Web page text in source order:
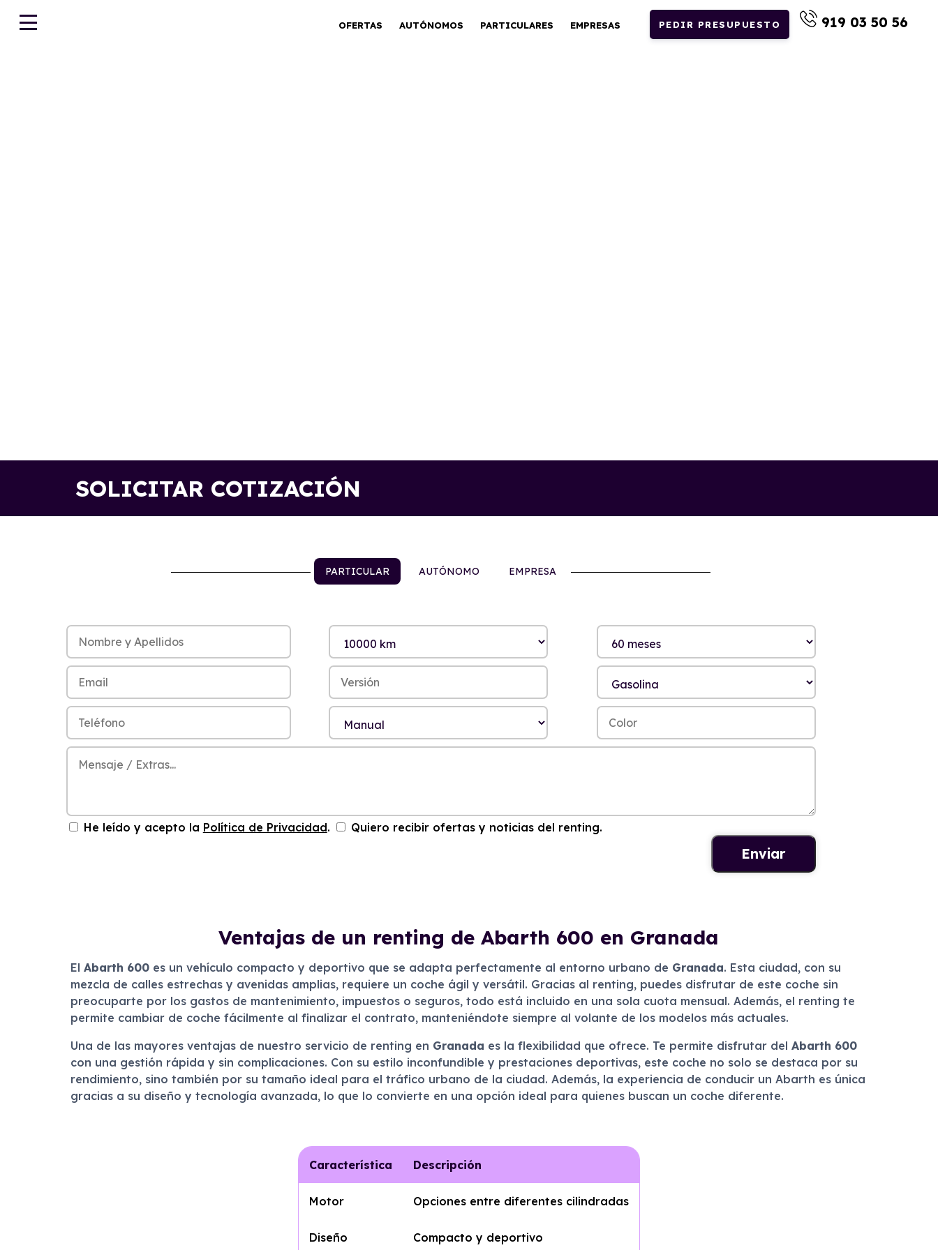
OFERTAS AUTÓNOMOS PARTICULARES EMPRESAS PEDIR PRESUPUESTO 919 03 50 56
SOLICITAR COTIZACIÓN
PARTICULAR AUTÓNOMO EMPRESA
He leído y acepto la Política de Privacidad. Quiero recibir ofertas y noticias del renting.
Ventajas de un renting de Abarth 600 en Granada
El Abarth 600es un vehículo compacto y deportivo que se adapta perfectamente al entorno urbano de Granada. Esta ciudad, con su
mezcla de calles estrechas y avenidas amplias, requiere un coche ágil y versátil. Gracias al renting, puedes disfrutar de este coche sin
preocuparte por los gastos de mantenimiento, impuestos o seguros, todo está incluido en una sola cuota mensual. Además, el renting te
permite cambiar de coche fácilmente al finalizar el contrato, manteniéndote siempre al volante de los modelos más actuales.
Una de las mayores ventajas de nuestro servicio de renting en Granada es la flexibilidad que ofrece. Te permite disfrutar del Abarth 600
con una gestión rápida y sin complicaciones. Con su estilo inconfundible y prestaciones deportivas, este coche no solo se destaca por su
rendimiento, sino también por su tamaño ideal para el tráfico urbano de la ciudad. Además, la experiencia de conducir un Abarth es única
gracias a su diseño y tecnología avanzada, lo que lo convierte en una opción ideal para quienes buscan un coche diferente.
Característica Descripción
Motor Opciones entre diferentes cilindradas
Diseño Compacto y deportivo